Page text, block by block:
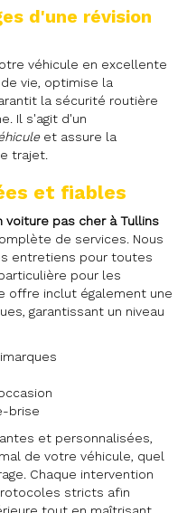
d'une révision
véhicule en excellente
vie, optimise la
la sécurité routière
Il s'agit d'un
et assure la
trajet.
et fiables
voiture pas cher à Tullins
de services. Nous
entretiens pour toutes
pour les
offre inclut également une
garantissant un niveau
brise
et personnalisées,
de votre véhicule, quel
Chaque intervention
stricts afin